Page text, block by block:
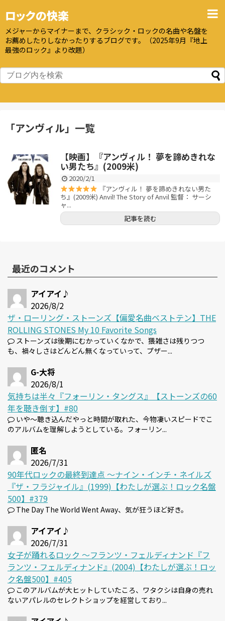
ロックの快楽
メジャーからマイナーまで、クラシック・ロックの名曲や名盤を
お薦めしたりしなかったりするブログです。（2025年9月『地上
最強のロック』より改題）
「アンヴィル」 一覧
【映画】『アンヴィル！ 夢を諦めきれな
い男たち』(2009米)
2020/2/1
『アンヴィル！ 夢を諦めきれない男た
ち』(2009米) Anvil! The Story of Anvil 監督： サーシ
ャ...
記事を読む
最近のコメント
アイアイ♪
2026/8/2
ザ・ローリング・ストーンズ【偏愛名曲ベストテン】THE
ROLLING STONES My 10 Favorite Songs
ストーンズは後期にむかっていくなかで、猥雑さは残りつつ
も、禍々しさはどんどん無くなっていって、プザー...
G-大将
2026/8/1
気持ちは半々『フォーリン・タングス』【ストーンズの60
年を聴き倒す】#80
いや～聴き込んだやっと時間が取れた、今物凄いスピードでこ
のアルバムを理解しようとしている。フォーリン...
匿名
2026/7/31
90年代ロックの最終到達点 〜ナイン・インチ・ネイルズ
『ザ・フラジャイル』(1999)【わたしが選ぶ！ロック名盤
500】#379
The Day The World Went Away、気が狂うほど好き。
アイアイ♪
2026/7/31
女子が踊れるロック 〜フランツ・フェルディナンド『フ
ランツ・フェルディナンド』(2004)【わたしが選ぶ！ロッ
ク名盤500】#405
このアルバムが大ヒットしていたころ、ワタクシは自身の売れ
ないアパレルのセレクトショップを経営しており...